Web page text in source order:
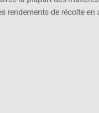
rendements de récolte